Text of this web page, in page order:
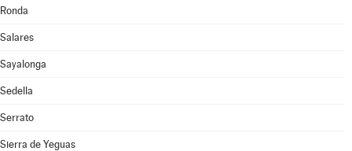
Ronda
Salares
Sayalonga
Sedella
Serrato
Sierra de Yeguas